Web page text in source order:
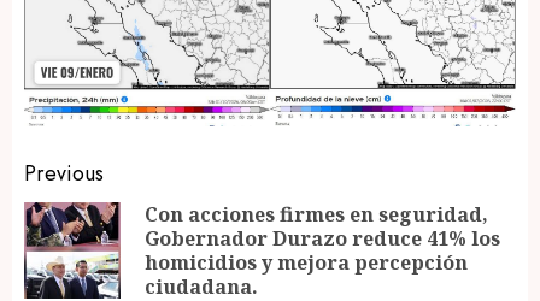
Post
navigation
Previous
Con acciones firmes en seguridad,
Gobernador Durazo reduce 41% los
homicidios y mejora percepción
ciudadana.